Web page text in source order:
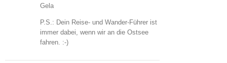
Gela
P.S.: Dein Reise- und Wander-Führer ist
immer dabei, wenn wir an die Ostsee
fahren. :-)